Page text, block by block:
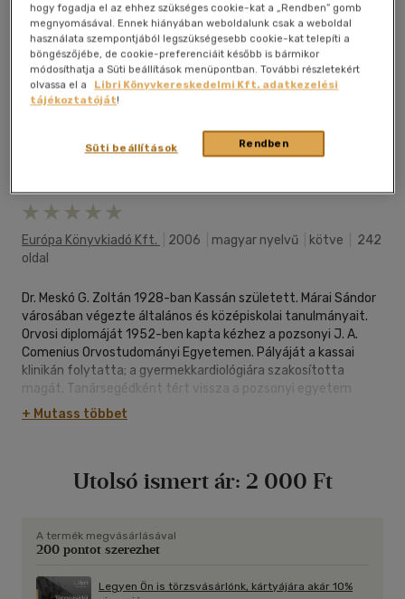
Európa Könyvkiadó Kft. 2006 magyar nyelvű kötve
242
oldal
Dr. Meskó G. Zoltán 1928-ban Kassán született. Márai Sándor
városában végezte általános és középiskolai tanulmányait.
Orvosi diplomáját 1952-ben kapta kézhez a pozsonyi J. A.
Comenius Orvostudományi Egyetemen. Pályáját a kassai
klinikán folytatta; a gyermekkardiológiára szakosította
magát. Tanársegédként tért vissza a pozsonyi egyetem
gyermekklinikájára. 1968-tól kezdve Németországban, majd
az Egyesült Államokban folytatott tudományos kutatást,
Yorkon. Tagja a londoni Royal Society of Medicine-nek, az
Szlovák Orvostudományi és Kardiológiai Társaság, és a
Christian Hynek - éremmel tüntették ki. Ez az angolul és
alapuló munka, amelyet az adatok mellett külön hitelesít az a
+ Mutass többet
Utolsó ismert ár: 2 000 Ft
A termék megvásárlásával
200 pontot szerezhet
Legyen Ön is törzsvásárlónk, kártyájára akár 10%
hogy fogadja el az ehhez szükséges cookie-kat a „Rendben” gomb
megnyomásával. Ennek hiányában weboldalunk csak a weboldal
használata szempontjából legszükségesebb cookie-kat telepíti a
böngészőjébe, de cookie-preferenciáit később is bármikor
módosíthatja a Süti beállítások menüpontban. További részletekért
olvassa el a
Libri Könyvkereskedelmi Kft. adatkezelési
tájékoztatóját!
Rendben
Süti beállítások